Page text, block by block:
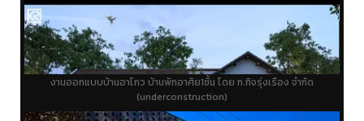
งานออกแบบบ้านอาโกว บ้านพักอาศัย1ชั้้น โดย ก.กิจรุ่งเรือง จำกัด
(underconstruction)